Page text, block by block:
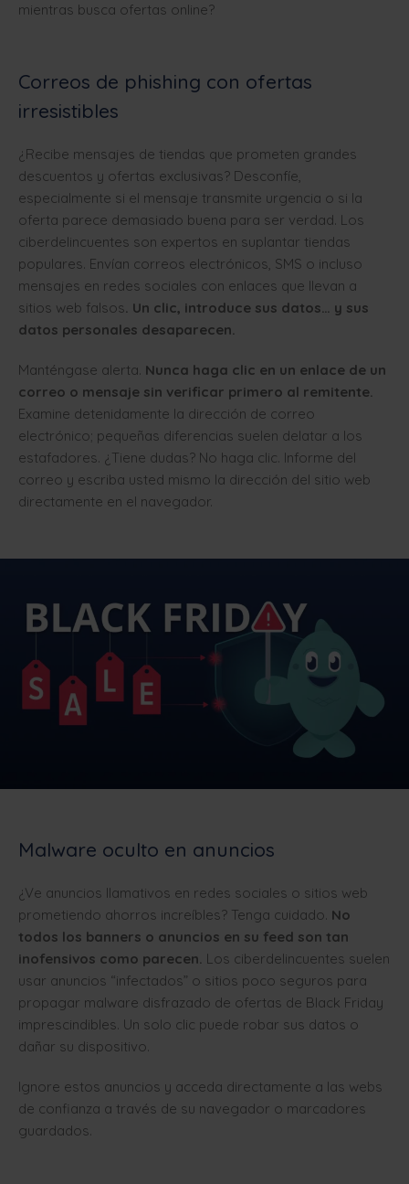
mientras busca ofertas online?
Correos de phishing con ofertas
irresistibles
¿Recibe mensajes de tiendas que prometen grandes
descuentos y ofertas exclusivas? Desconfíe,
especialmente si el mensaje transmite urgencia o si la
oferta parece demasiado buena para ser verdad. Los
ciberdelincuentes son expertos en suplantar tiendas
populares. Envían correos electrónicos, SMS o incluso
mensajes en redes sociales con enlaces que llevan a
sitios web falsos. Un clic, introduce sus datos… y sus
datos personales desaparecen.
Manténgase alerta. Nunca haga clic en un enlace de un
correo o mensaje sin verificar primero al remitente.
Examine detenidamente la dirección de correo
electrónico; pequeñas diferencias suelen delatar a los
estafadores. ¿Tiene dudas? No haga clic. Informe del
correo y escriba usted mismo la dirección del sitio web
directamente en el navegador.
Malware oculto en anuncios
¿Ve anuncios llamativos en redes sociales o sitios web
prometiendo ahorros increíbles? Tenga cuidado. No
todos los banners o anuncios en su feed son tan
inofensivos como parecen. Los ciberdelincuentes suelen
usar anuncios “infectados” o sitios poco seguros para
propagar malware disfrazado de ofertas de Black Friday
imprescindibles. Un solo clic puede robar sus datos o
dañar su dispositivo.
Ignore estos anuncios y acceda directamente a las webs
de confianza a través de su navegador o marcadores
guardados.